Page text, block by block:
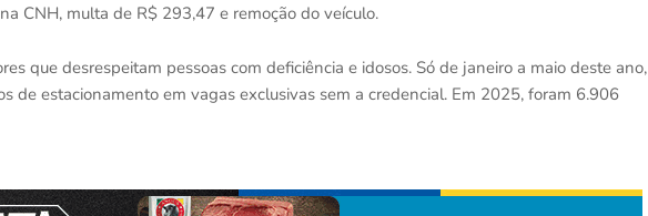
CNH, multa de R$ 293,47 e remoção do veículo.
que desrespeitam pessoas com deficiência e idosos. Só de janeiro a maio deste ano,
de estacionamento em vagas exclusivas sem a credencial. Em 2025, foram 6.906